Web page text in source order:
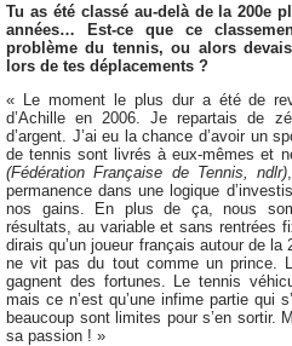
Tu as été classé au-delà de la 200e
années… Est-ce que ce
problème du tennis, ou alors
lors de tes déplacements ?
« Le moment le plus dur a été de
d’Achille en 2006. Je repartais de
d’argent. J’ai eu la chance d’avoir un
de tennis sont livrés à eux-mêmes et
(Fédération Française de Tennis, ndlr)
permanence dans une logique
nos gains. En plus de ça, nous
résultats, au variable et sans rentrées
dirais qu’un joueur français autour de la
ne vit pas du tout comme un prince.
gagnent des fortunes. Le tennis
mais ce n’est qu’une infime partie qui
beaucoup sont limites pour s’en sortir.
sa passion ! »